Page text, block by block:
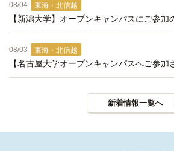
08/04 東海・北信越
08/03 東海・北信越
新着情報一覧へ